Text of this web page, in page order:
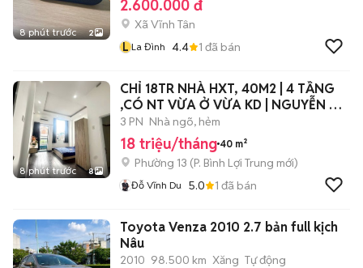
8 phút trước 2
2.600.000 đ
Xã Vĩnh Tân
L La Đình 4.4 1 đã bán
8 phút trước 8
CHỈ 18TR NHÀ HXT, 40M2 | 4 TẦNG
,CÓ NT VỪA Ở VỪA KD | NGUYỄN XÍ,
BT.
3 PN Nhà ngõ, hẻm
18 triệu/tháng 40 m²
Phường 13 (P. Bình Lợi Trung mới)
Đỗ Vĩnh Du 5.0 1 đã bán
Toyota Venza 2010 2.7 bản full kịch
Nâu
2010 98.500 km Xăng Tự động